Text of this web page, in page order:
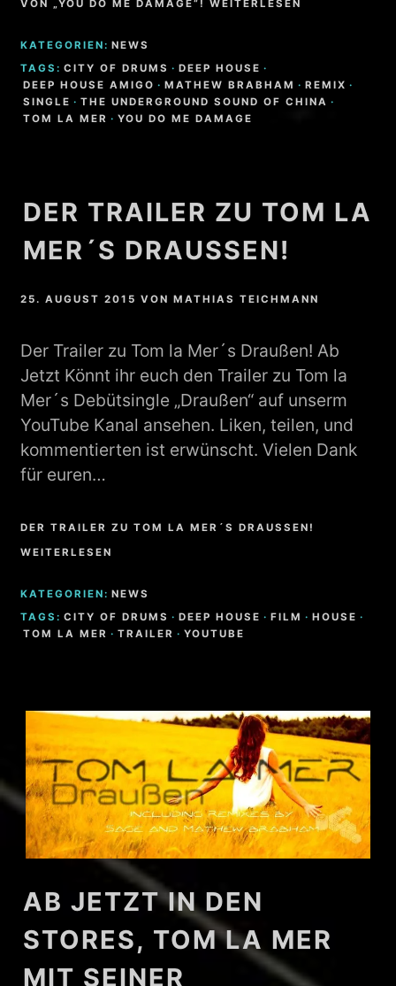
VON „YOU DO ME DAMAGE“! WEITERLESEN
KATEGORIEN: NEWS
TAGS: CITY OF DRUMS · DEEP HOUSE ·
DEEP HOUSE AMIGO · MATHEW BRABHAM · REMIX ·
SINGLE · THE UNDERGROUND SOUND OF CHINA ·
TOM LA MER · YOU DO ME DAMAGE
DER TRAILER ZU TOM LA
MER´S DRAUSSEN!
25. AUGUST 2015 VONMATHIAS TEICHMANN
Der Trailer zu Tom la Mer´s Draußen! Ab
Jetzt Könnt ihr euch den Trailer zu Tom la
Mer´s Debütsingle „Draußen“ auf unserm
YouTube Kanal ansehen. Liken, teilen, und
kommentierten ist erwünscht. Vielen Dank
für euren…
DER TRAILER ZU TOM LA MER´S DRAUSSEN! W
EITERLESEN
KATEGORIEN: NEWS
TAGS: CITY OF DRUMS · DEEP HOUSE · FILM · HOUSE ·
TOM LA MER · TRAILER · YOUTUBE
AB JETZT IN DEN
STORES, TOM LA MER
MIT SEINER